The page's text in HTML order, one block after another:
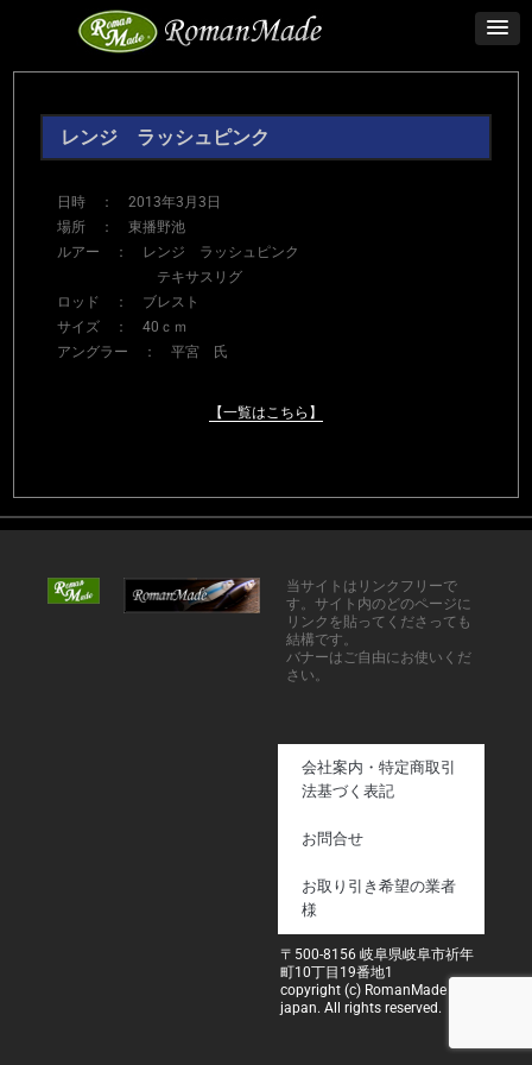
レンジ ラッシュピンク
日時 ： 2013年3月3日
場所 ： 東播野池
ルアー ： レンジ ラッシュピンク
テキサスリグ
ロッド ： ブレスト
サイズ ： 40ｃｍ
アングラー ： 平宮 氏
【一覧はこちら】
当サイトはリンクフリーで
す。サイト内のどのページに
リンクを貼ってくださっても
結構です。
バナーはご自由にお使いくだ
さい。
会社案内・特定商取引
法基づく表記
お問合せ
お取り引き希望の業者
様
〒500-8156 岐阜県岐阜市祈年
町10丁目19番地1
copyright (c) RomanMade
japan. All rights reserved.